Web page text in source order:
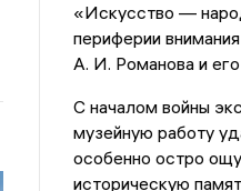
«Искусство —
периферии
А. И. Романова и
С началом войны
музейную работу
особенно остро
историческую